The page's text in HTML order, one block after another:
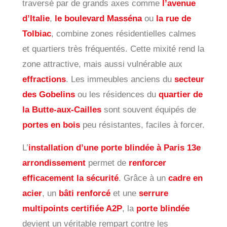
traversé par de grands axes comme l’avenue
d’Italie, le boulevard Massénaou la rue de
Tolbiac, combine zones résidentielles calmes
et quartiers très fréquentés. Cette mixité rend la
zone attractive, mais aussi vulnérable aux
effractions. Les immeubles anciens du secteur
des Gobelinsou les résidences du quartier de
la Butte-aux-Caillessont souvent équipés de
portes en boispeu résistantes, faciles à forcer.
L’installation d’une porte blindée à Paris 13e
arrondissementpermet de renforcer
efficacement la sécurité. Grâce à un cadre en
acier, un bâti renforcéet une serrure
multipoints certifiée A2P, la porte blindée
devient un véritable rempart contre les